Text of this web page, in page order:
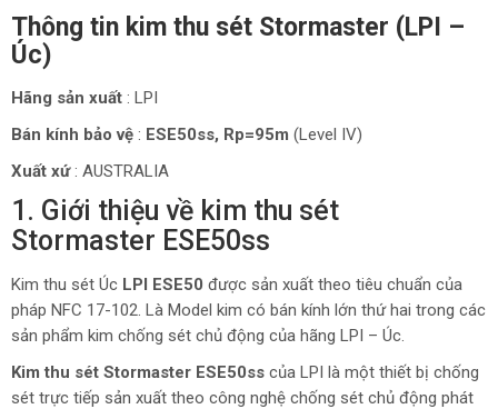
Thông tin kim thu sét Stormaster (LPI –
Úc)
Hãng sản xuất : LPI
Bán kính bảo vệ : ESE50ss, Rp=95m (Level IV)
Xuất xứ: AUSTRALIA
1. Giới thiệu về kim thu sét
Stormaster ESE50ss
Kim thu sét Úc LPI ESE50 được sản xuất theo tiêu chuẩn của
pháp NFC 17-102. Là Model kim có bán kính lớn thứ hai trong các
sản phẩm kim chống sét chủ động của hãng LPI – Úc.
Kim thu sét Stormaster ESE50ss của LPI là một thiết bị chống
sét trực tiếp sản xuất theo công nghệ chống sét chủ động phát